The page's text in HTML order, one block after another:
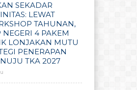
SEKADAR
LEWAT
TAHUNAN,
NEGERI 4 PAKEM
LONJAKAN MUTU
PENERAPAN
TKA 2027